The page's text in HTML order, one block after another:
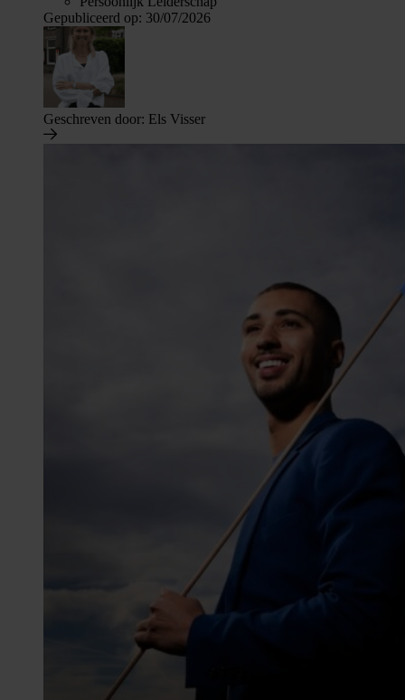
Gepubliceerd op: 30/07/2026
Geschreven door: Els Visser